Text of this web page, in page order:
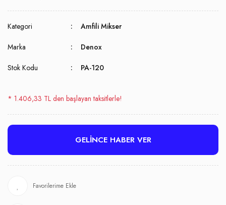
Kategori Amfili Mikser
Marka Denox
Stok Kodu PA-120
* 1.406,33 TL den başlayan taksitlerle!
GELİNCE HABER VER